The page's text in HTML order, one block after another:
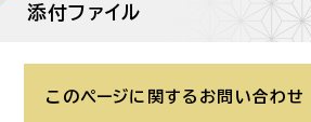
添付ファイル
このページに関する お問い合わせ